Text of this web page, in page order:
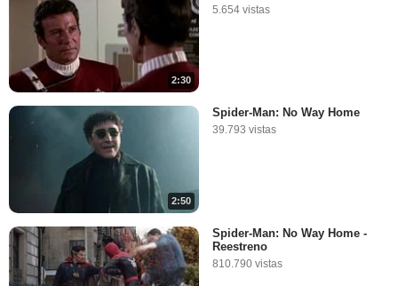
2:30
5.654 vistas
2:50
Spider-Man: No Way Home
39.793 vistas
Spider-Man: No Way Home -
Reestreno
810.790 vistas